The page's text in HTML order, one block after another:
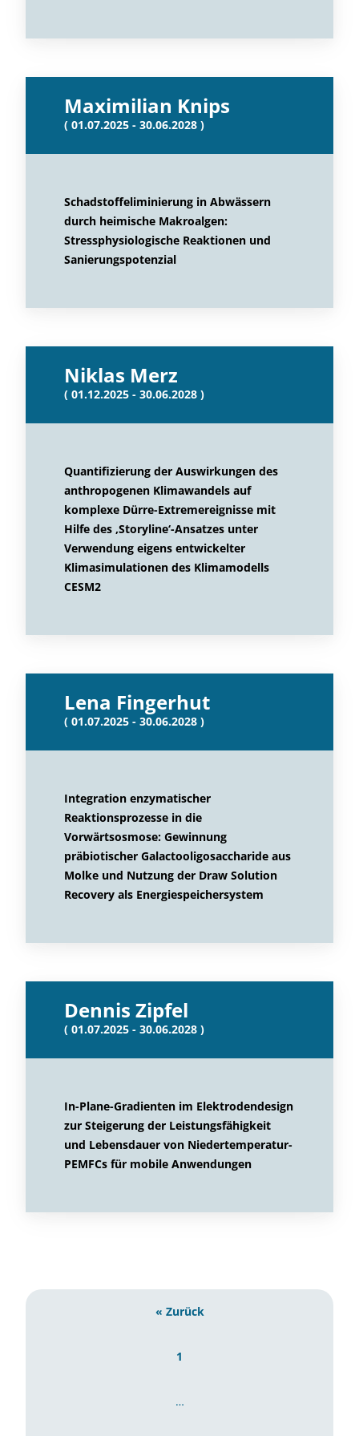
Maximilian Knips
( 01.07.2025 - 30.06.2028 )
Schadstoffeliminierung in Abwässern
durch heimische Makroalgen:
Stressphysiologische Reaktionen und
Sanierungspotenzial
Niklas Merz
( 01.12.2025 - 30.06.2028 )
Quantifizierung der Auswirkungen des
anthropogenen Klimawandels auf
komplexe Dürre-Extremereignisse mit
Hilfe des ‚Storyline‘-Ansatzes unter
Verwendung eigens entwickelter
Klimasimulationen des Klimamodells
CESM2
Lena Fingerhut
( 01.07.2025 - 30.06.2028 )
Integration enzymatischer
Reaktionsprozesse in die
Vorwärtsosmose: Gewinnung
präbiotischer Galactooligosaccharide aus
Molke und Nutzung der Draw Solution
Recovery als Energiespeichersystem
Dennis Zipfel
( 01.07.2025 - 30.06.2028 )
In-Plane-Gradienten im Elektrodendesign
zur Steigerung der Leistungsfähigkeit
und Lebensdauer von Niedertemperatur-
PEMFCs für mobile Anwendungen
« Zurück
1
…